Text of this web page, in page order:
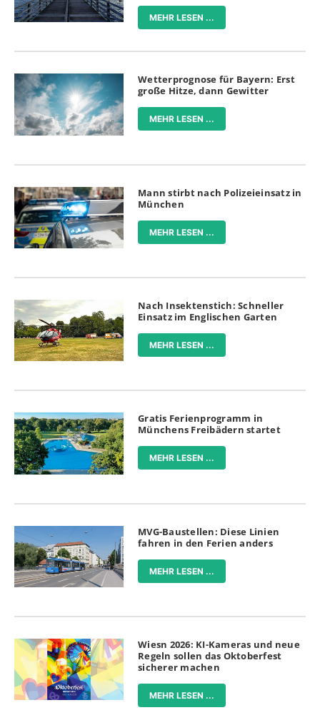
MEHR LESEN ...
Wetterprognose für Bayern: Erst
große Hitze, dann Gewitter
MEHR LESEN ...
Mann stirbt nach Polizeieinsatz in
München
MEHR LESEN ...
Nach Insektenstich: Schneller
Einsatz im Englischen Garten
MEHR LESEN ...
Gratis Ferienprogramm in
Münchens Freibädern startet
MEHR LESEN ...
MVG-Baustellen: Diese Linien
fahren in den Ferien anders
MEHR LESEN ...
Wiesn 2026: KI-Kameras und neue
Regeln sollen das Oktoberfest
sicherer machen
MEHR LESEN ...